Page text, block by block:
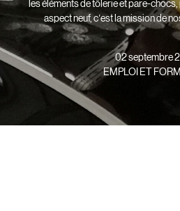
les éléments de tôlerie et pare-
aspect neuf, c’est la mission de
02 septembre
EMPLOI ET